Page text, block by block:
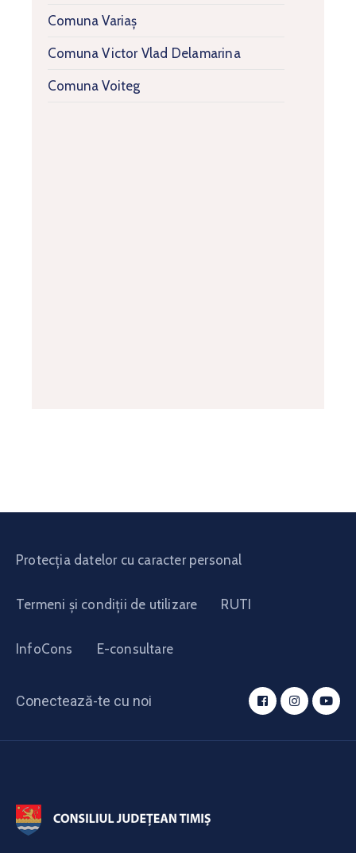
Comuna Variaș
Comuna Victor Vlad Delamarina
Comuna Voiteg
Protecția datelor cu caracter personal
Termeni și condiții de utilizare RUTI
InfoCons E-consultare
Conectează-te cu noi